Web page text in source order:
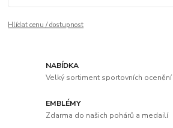
Hlídat cenu / dostupnost
NABÍDKA
Velký sortiment sportovních ocenění
EMBLÉMY
Zdarma do našich pohárů a medailí